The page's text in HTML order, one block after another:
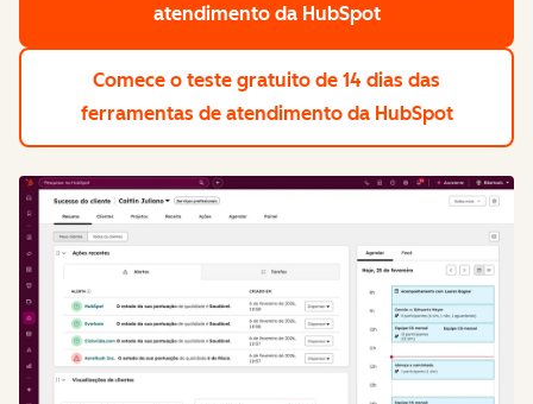
atendimento da HubSpot
Comece o teste gratuito de 14 dias das
ferramentas de atendimento da HubSpot